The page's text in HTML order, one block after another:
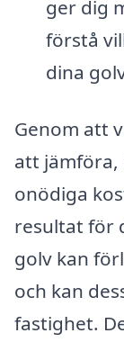
ger dig
förstå
dina
Genom att
att jämföra,
onödiga
resultat för
golv kan
och kan
fastighet.